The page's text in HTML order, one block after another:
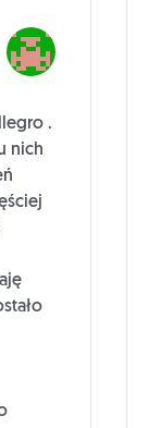
.
nich